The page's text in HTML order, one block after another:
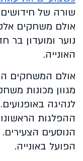
שורה של
אולם משחקים
נוער ומועדון בר
האונייה.
מגוון מכונות
לנהיגה
ההפלגות
הנוסעים
הפועל באונייה.